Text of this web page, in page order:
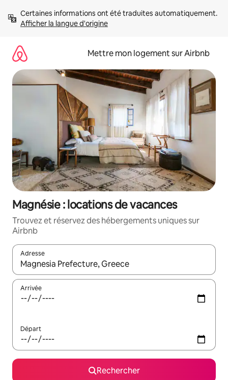
directement
Afficher la langue d'origine
Mettre mon logement sur Airbnb
Magnésie : locations de vacances
Trouvez et réservez des hébergements uniques sur
Airbnb
Adresse
Lorsque les résultats s'affichent, utilisez les flèches vers le
Arrivée
Départ
Rechercher